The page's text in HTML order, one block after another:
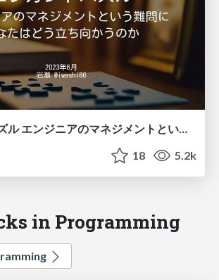
エレガントパズル エンジニアのマネジメントという難問にあなたはどう立ち向かうのか / Elegant Puzzle
18 5.2k
in Programming